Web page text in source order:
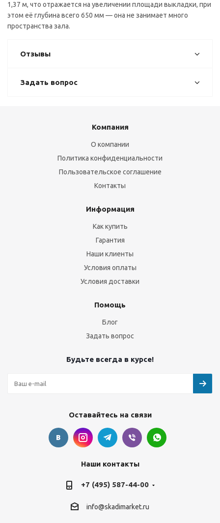
1,37 м, что отражается на увеличении площади выкладки, при
этом её глубина всего 650 мм — она не занимает много
пространства зала.
Отзывы
Задать вопрос
Компания
О компании
Политика конфиденциальности
Пользовательское соглашение
Контакты
Информация
Как купить
Гарантия
Наши клиенты
Условия оплаты
Условия доставки
Помощь
Блог
Задать вопрос
Будьте всегда в курсе!
Оставайтесь на связи
Наши контакты
+7 (495) 587-44-00
info@skadimarket.ru